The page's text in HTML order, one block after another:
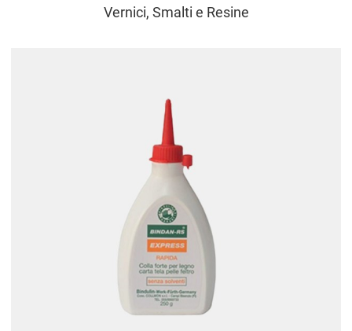
Vernici, Smalti e Resine